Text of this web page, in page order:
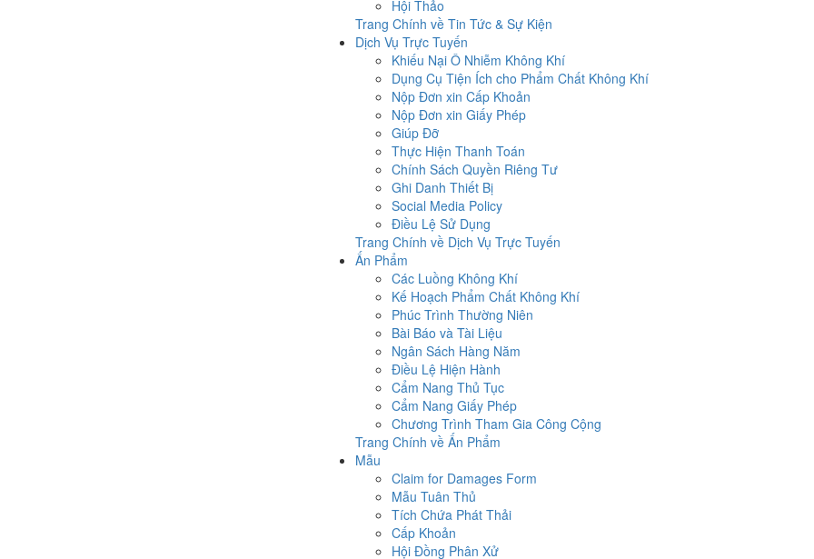
Hội Thảo
Trang Chính về Tin Tức & Sự Kiện
Dịch Vụ Trực Tuyến
Khiếu Nại Ô Nhiễm Không Khí
Dụng Cụ Tiện Ích cho Phẩm Chất Không Khí
Nộp Đơn xin Cấp Khoản
Nộp Đơn xin Giấy Phép
Giúp Đỡ
Thực Hiện Thanh Toán
Chính Sách Quyền Riêng Tư
Ghi Danh Thiết Bị
Social Media Policy
Điều Lệ Sử Dụng
Trang Chính về Dịch Vụ Trực Tuyến
Ấn Phẩm
Các Luồng Không Khí
Kế Hoạch Phẩm Chất Không Khí
Phúc Trình Thường Niên
Bài Báo và Tài Liệu
Ngân Sách Hàng Năm
Điều Lệ Hiện Hành
Cẩm Nang Thủ Tục
Cẩm Nang Giấy Phép
Chương Trình Tham Gia Công Cộng
Trang Chính về Ấn Phẩm
Mẫu
Claim for Damages Form
Mẫu Tuân Thủ
Tích Chứa Phát Thải
Cấp Khoản
Hội Đồng Phân Xử